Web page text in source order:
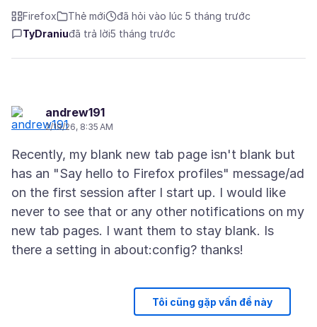
Firefox Thẻ mới
đã hỏi vào lúc 5 tháng trước
TyDraniuđã trả lời5 tháng trước
andrew191
2/19/26, 8:35 AM
Recently, my blank new tab page isn't blank but
has an "Say hello to Firefox profiles" message/ad
on the first session after I start up. I would like
never to see that or any other notifications on my
new tab pages. I want them to stay blank. Is
Tôi cũng gặp vấn đề này